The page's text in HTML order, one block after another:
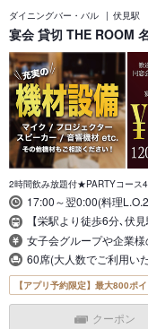
ダイニングバー・バル 伏見駅
宴会 貸切 THE ROOM
2時間飲み放題付★PARTYコー
17:00～翌0:00(料理
【栄駅より徒歩6分､伏
女子会グループや企業
60席(大人数でご利用い
【アプリ予約限定】最大800ポ
クーポン